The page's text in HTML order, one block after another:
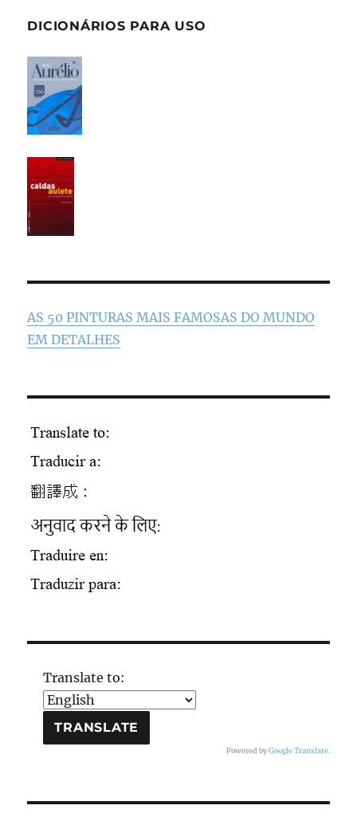
DICIONÁRIOS PARA USO
AS 50 PINTURAS MAIS FAMOSAS DO MUNDO
EM DETALHES
Translate to:
Powered byGoogle Translate.